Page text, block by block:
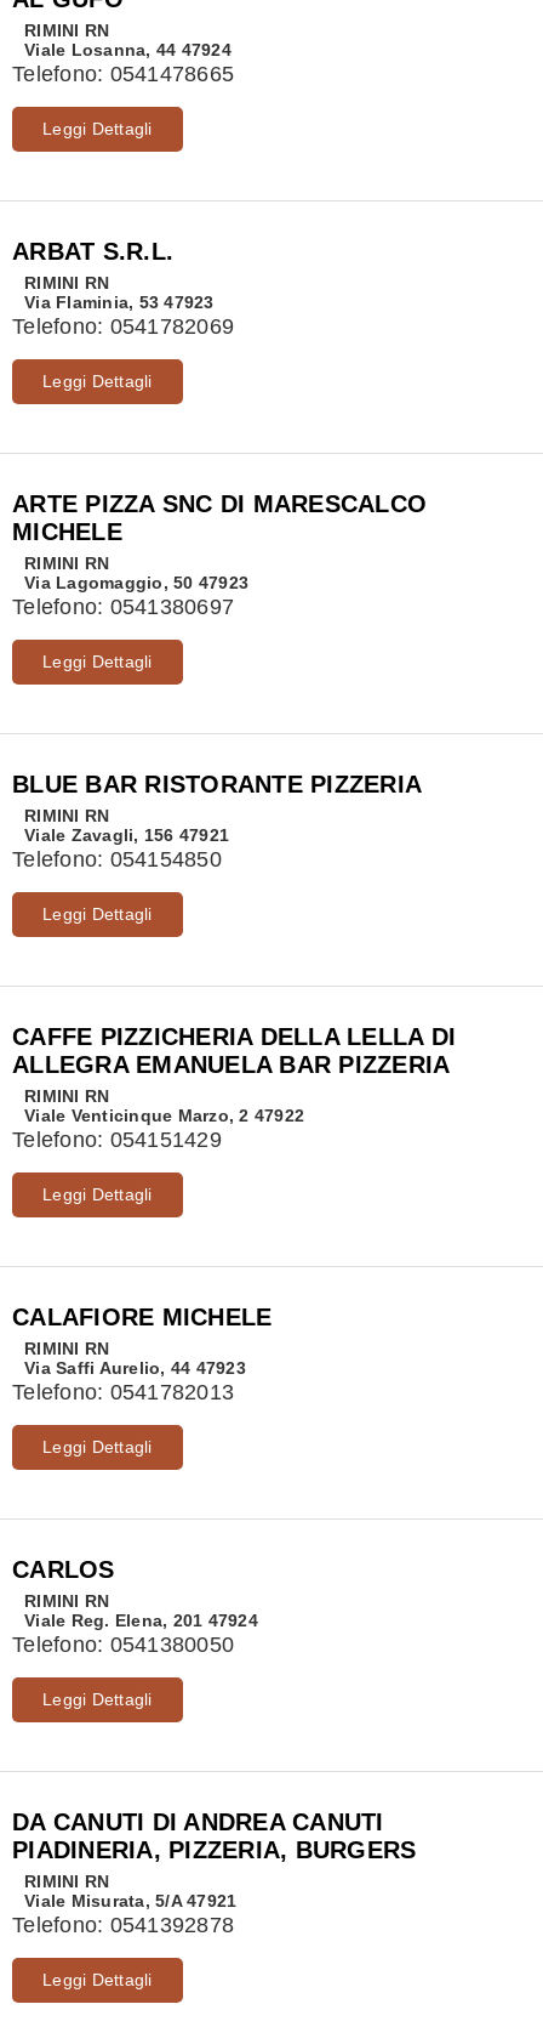
RIMINI
RN
Viale Losanna, 44 47924
Telefono: 0541478665
Leggi Dettagli
ARBAT S.R.L.
RIMINI
RN
Via Flaminia, 53 47923
Telefono: 0541782069
Leggi Dettagli
ARTE PIZZA SNC DI MARESCALCO
MICHELE
RIMINI
RN
Via Lagomaggio, 50 47923
Telefono: 0541380697
Leggi Dettagli
BLUE BAR RISTORANTE PIZZERIA
RIMINI
RN
Viale Zavagli, 156 47921
Telefono: 054154850
Leggi Dettagli
CAFFE PIZZICHERIA DELLA LELLA DI
ALLEGRA EMANUELA BAR PIZZERIA
RIMINI
RN
Viale Venticinque Marzo, 2 47922
Telefono: 054151429
Leggi Dettagli
CALAFIORE MICHELE
RIMINI
RN
Via Saffi Aurelio, 44 47923
Telefono: 0541782013
Leggi Dettagli
CARLOS
RIMINI
RN
Viale Reg. Elena, 201 47924
Telefono: 0541380050
Leggi Dettagli
DA CANUTI DI ANDREA CANUTI
PIADINERIA, PIZZERIA, BURGERS
RIMINI
RN
Viale Misurata, 5/A 47921
Telefono: 0541392878
Leggi Dettagli